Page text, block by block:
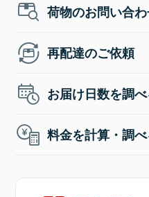
荷物のお問い合
再配達のご依頼
お届け日数を調
料金を計算・調